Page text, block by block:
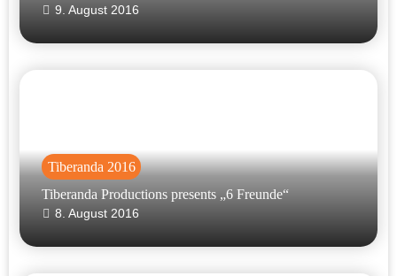
9. August 2016
Tiberanda 2016
Tiberanda Productions presents „6 Freunde“
8. August 2016